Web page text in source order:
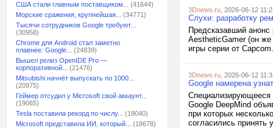
США стали главным поставщиком...
(41644)
Морские сражения, крупнейшая...
(34771)
Тысячи сотрудников Google требуют...
(30958)
Chrome для Android стал заметно
плавнее: Google...
(24839)
Вышел релиз OpenIDE Pro —
корпоративной...
(21476)
Mitsubishi начнёт выпускать по 1000...
(20975)
Геймер отсудил у Microsoft свой аккаунт...
(19065)
Tesla поставила рекорд по числу...
(19040)
Microsoft представила ИИ, который...
(18678)
3Dnews.ru , 2026-06-12
Слухи: разработку
Предсказавший
AestheticGamer (он
игры серии от
3Dnews.ru , 2026-06-12
Google намерена
Специализирующееся
Google DeepMind
при которых
согласились принять